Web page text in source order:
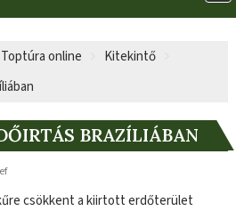
Toptúra online
Kitekintő
BRAZÍLIÁBAN
csökkent a kiirtott erdőterület